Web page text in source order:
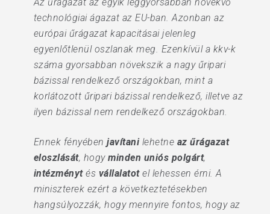
technológiai ágazat az EU-ban. Azonban az
európai űrágazat kapacitásai jelenleg
egyenlőtlenül oszlanak meg. Ezenkívül a kkv-k
száma gyorsabban növekszik a nagy űripari
bázissal rendelkező országokban, mint a
korlátozott űripari bázissal rendelkező, illetve az
ilyen bázissal nem rendelkező országokban.
Ennek fényébenjavítanilehetne az űrágazat
eloszlását, hogyminden uniós polgárt,
intézménytés vállalatotel lehessen érni. A
miniszterek ezért a következtetésekben
hangsúlyozzák, hogy mennyire fontos, hogy az